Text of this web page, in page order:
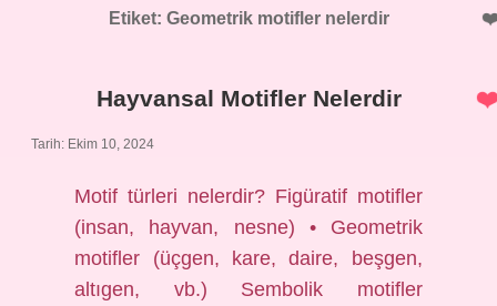
Etiket: Geometrik motifler nelerdir
Hayvansal Motifler Nelerdir
Tarih: Ekim 10, 2024
Motif türleri nelerdir? Figüratif motifler
(insan, hayvan, nesne) • Geometrik
motifler (üçgen, kare, daire, beşgen,
altıgen, vb.) Sembolik motifler